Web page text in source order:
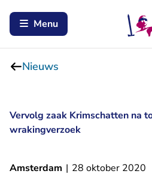
Menu
Nieuws
Vervolg zaak Krimschatten na
wrakingverzoek
Amsterdam | 28 oktober 2020